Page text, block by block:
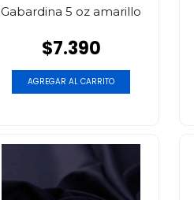
Gabardina 5 oz amarillo
$7.390
AGREGAR AL CARRITO